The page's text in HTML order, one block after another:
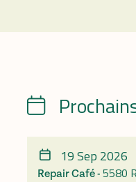
Calendrier
19 Sep 2026
Repair Café - 5580